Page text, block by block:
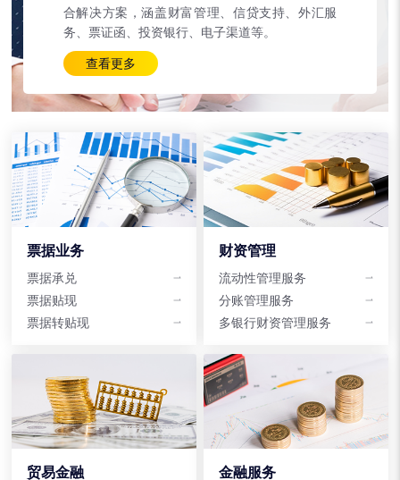
合解决方案，涵盖财富管理、信贷支持、外汇服
务、票证函、投资银行、电子渠道等。
查看更多
票据业务
票据承兑
票据贴现
票据转贴现
财资管理
流动性管理服务
分账管理服务
多银行财资管理服务
贸易金融 金融服务